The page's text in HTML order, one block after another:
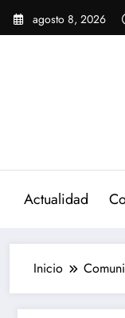
Saltar
agosto 8, 2026
Actualidad
Inicio